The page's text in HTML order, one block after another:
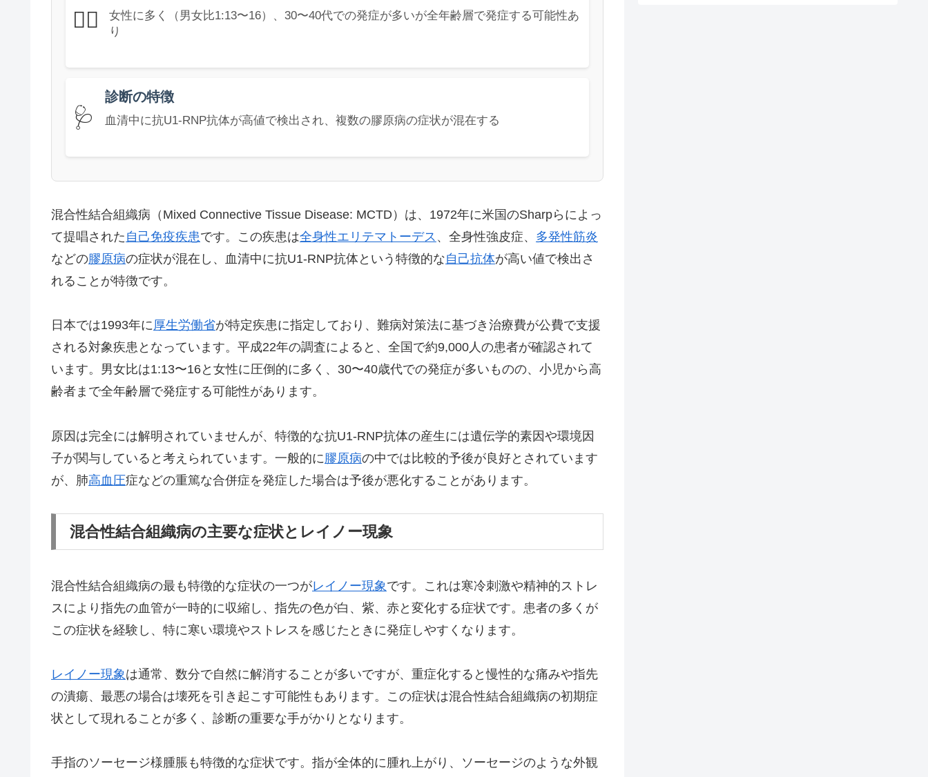
👩‍⚕️
女性に多く（男女比1:13〜16）、30〜40代での発症が多いが全年齢層で発症する可能性あ
り
🩺
診断の特徴
血清中に抗U1-RNP抗体が高値で検出され、複数の膠原病の症状が混在する
混合性結合組織病（Mixed Connective Tissue Disease: MCTD）は、1972年に米国のSharpらによっ
て提唱された 自己免疫疾患です。この疾患は全身性エリテマトーデス 、全身性強皮症、 多発性筋炎
などの膠原病の症状が混在し、血清中に抗U1-RNP抗体という特徴的な自己抗体が高い値で検出さ
れることが特徴です。
日本では1993年に厚生労働省が特定疾患に指定しており、難病対策法に基づき治療費が公費で支援
される対象疾患となっています。平成22年の調査によると、全国で約9,000人の患者が確認されて
います。男女比は1:13〜16と女性に圧倒的に多く、30〜40歳代での発症が多いものの、小児から高
齢者まで全年齢層で発症する可能性があります。
原因は完全には解明されていませんが、特徴的な抗U1-RNP抗体の産生には遺伝学的素因や環境因
子が関与していると考えられています。一般的に膠原病の中では比較的予後が良好とされています
が、肺高血圧症などの重篤な合併症を発症した場合は予後が悪化することがあります。
混合性結合組織病の主要な症状とレイノー現象
混合性結合組織病の最も特徴的な症状の一つがレイノー現象 です。これは寒冷刺激や精神的ストレ
スにより指先の血管が一時的に収縮し、指先の色が白、紫、赤と変化する症状です。患者の多くが
この症状を経験し、特に寒い環境やストレスを感じたときに発症しやすくなります。
レイノー現象は通常、数分で自然に解消することが多いですが、重症化すると慢性的な痛みや指先
の潰瘍、最悪の場合は壊死を引き起こす可能性もあります。この症状は混合性結合組織病の初期症
状として現れることが多く、診断の重要な手がかりとなります。
手指のソーセージ様腫脹も特徴的な症状です。指が全体的に腫れ上がり、ソーセージのような外観